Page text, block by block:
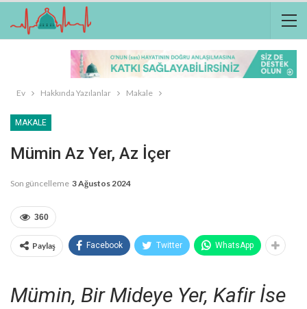
Ev Hakkında Yazılanlar Makale
MAKALE
Mümin Az Yer, Az İçer
Son güncelleme 3 Ağustos 2024
360
Paylaş Facebook Twitter WhatsApp
Mümin, Bir Mideye Yer, Kafir İse